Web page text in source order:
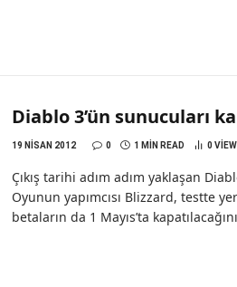
Diablo 3’ün sunucuları
19 NISAN 2012 0 1 MIN READ 0
Çıkış tarihi adım adım yaklaşan
Oyunun yapımcısı Blizzard, testte
betaların da 1 Mayıs’ta